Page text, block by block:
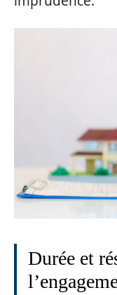
Durée et